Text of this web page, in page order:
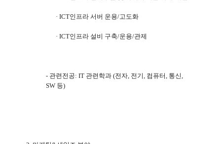
· ICT인프라 서버 운용/고도화
· ICT인프라 설비 구축/운용/관제
- 관련전공: IT 관련학과 (전자, 전기, 컴퓨터, 통신,
SW 등)